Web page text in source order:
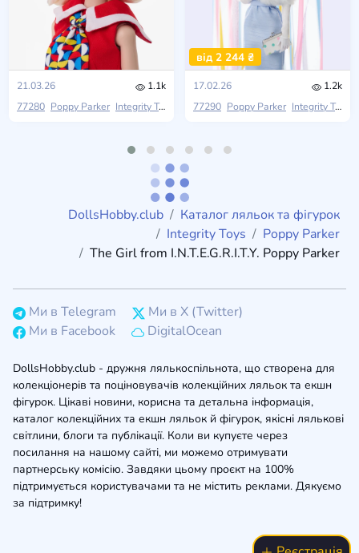
21.03.26
1.1k
77280 Poppy Parker Integrity Toys 2026 W Club
від 2 244 ₴
17.02.26
1.2k
77290 Poppy Parker Integrity Toys
DollsHobby.club
Каталог ляльок та фігурок
Integrity Toys
Poppy Parker
The Girl from I.N.T.E.G.R.I.T.Y. Poppy Parker
Ми в Telegram
Ми в X (Twitter)
Ми в Facebook
DigitalOcean
DollsHobby.club - дружня лялькоспільнота, що створена для
колекціонерів та поціновувачів колекційних ляльок та екшн
фігурок. Цікаві новини, корисна та детальна інформація,
каталог колекційних та екшн ляльок й фігурок, якісні лялькові
світлини, блоги та публікації. Коли ви купуєте через
посилання на нашому сайті, ми можемо отримувати
партнерську комісію. Завдяки цьому проєкт на 100%
підтримується користувачами та не містить реклами. Дякуємо
за підтримку!